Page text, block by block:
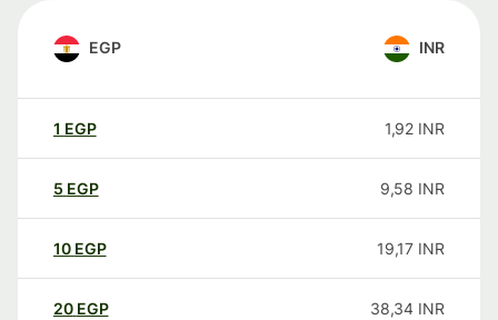
EGP INR
1 EGP 1,92 INR
5 EGP 9,58 INR
10 EGP 19,17 INR
20 EGP 38,34 INR